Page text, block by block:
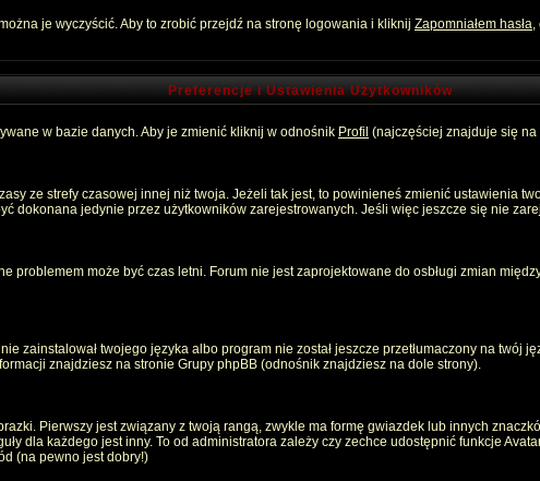
je wyczyścić. Aby to zrobić przejdź na stronę logowania i kliknij Zapomniałem hasła,
Preferencje i Ustawienia Użytkowników
w bazie danych. Aby je zmienić kliknij w odnośnik Profil (najczęściej znajduje się
ze strefy czasowej innej niż twoja. Jeżeli tak jest, to powinieneś zmienić ustawienia
dokonana jedynie przez użytkowników zarejestrowanych. Jeśli więc jeszcze się nie
problemem może być czas letni. Forum nie jest zaprojektowane do osbługi zmian
zainstalował twojego języka albo program nie został jeszcze przetłumaczony na twój
znajdziesz na stronie Grupy phpBB (odnośnik znajdziesz na dole strony).
Pierwszy jest związany z twoją rangą, zwykle ma formę gwiazdek lub innych
dla każdego jest inny. To od administratora zależy czy zechce udostępnić funkcje
(na pewno jest dobry!)